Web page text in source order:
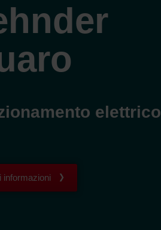
elettrico
informazioni